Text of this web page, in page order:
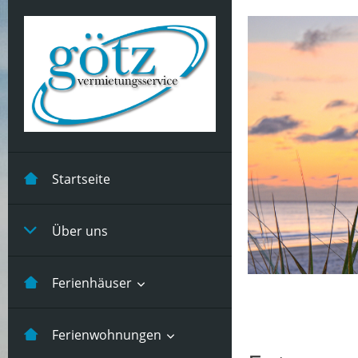
Startseite
Über uns
Ferienhäuser
Kastanienhuus -5 Pers
Ferienwohnungen